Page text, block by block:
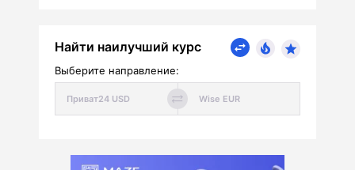
Найти наилучший курс
Выберите направление: